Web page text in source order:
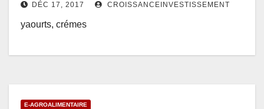
DÉC 17, 2017 CROISSANCEINVESTISSEMENT
yaourts, crémes
E-AGROALIMENTAIRE